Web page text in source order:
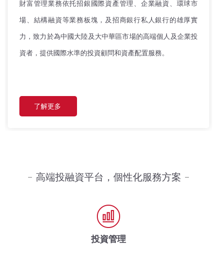
財富管理業務依托招銀國際資產管理、企業融資、環球市
場、結構融資等業務板塊，及招商銀行私人銀行的雄厚實
力，致力於為中國大陸及大中華區市場的高端個人及企業投
資者，提供國際水準的投資顧問和資產配置服務。
了解更多
高端投融資平台，個性化服務方案
投資管理